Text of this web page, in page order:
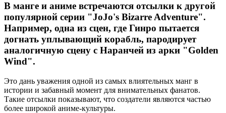
В манге и аниме встречаются отсылки к другой
популярной серии "JoJo's Bizarre Adventure".
Например, одна из сцен, где Гинро пытается
догнать уплывающий корабль, пародирует
аналогичную сцену с Наранчей из арки "Golden
Wind".
Это дань уважения одной из самых влиятельных манг в
истории и забавный момент для внимательных фанатов.
Такие отсылки показывают, что создатели являются частью
более широкой аниме-культуры.